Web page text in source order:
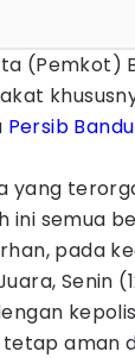
(Pemkot)
Persib
yang
ini semua
pada
Senin
aman